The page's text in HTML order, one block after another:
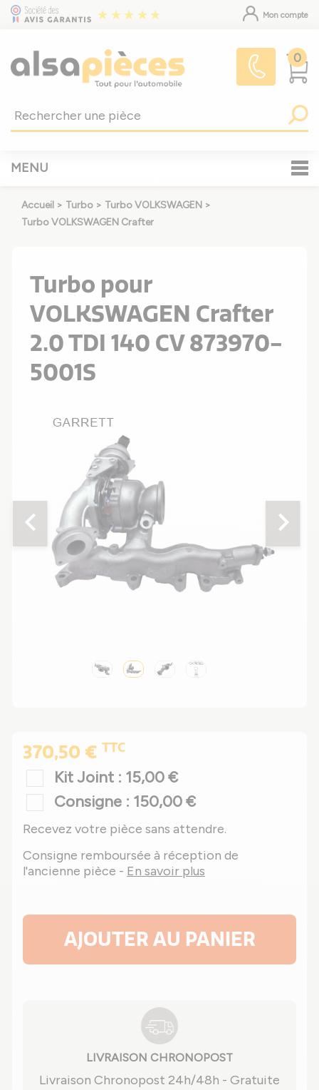
Mon compte
0
MENU
Accueil > Turbo > Turbo VOLKSWAGEN >
Turbo VOLKSWAGEN Crafter
Turbo pour
VOLKSWAGEN Crafter
2.0 TDI 140 CV 873970-
5001S
chevron_left chevron_right
370,50 € TTC
Kit Joint : 15,00 €
Consigne : 150,00 €
Recevez votre pièce sans attendre.
Consigne remboursée à réception de
l'ancienne pièce - En savoir plus
AJOUTER AU PANIER
LIVRAISON CHRONOPOST
Livraison Chronopost 24h/48h - Gratuite